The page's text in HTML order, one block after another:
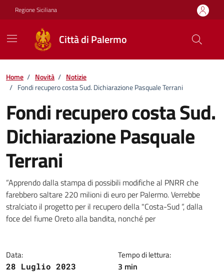
Vai ai contenuti
Vai al footer
Regione Siciliana
Città di Palermo
Home / Novità / Notizie
/ Fondi recupero costa Sud. Dichiarazione Pasquale Terrani
Fondi recupero costa Sud.
Dichiarazione Pasquale
Terrani
Dettagli della notizia
“Apprendo dalla stampa di possibili modifiche al PNRR che
farebbero saltare 220 milioni di euro per Palermo. Verrebbe
stralciato il progetto per il recupero della "Costa-Sud “, dalla
foce del fiume Oreto alla bandita, nonché per
Data:
28 Luglio 2023
Tempo di lettura:
3 min